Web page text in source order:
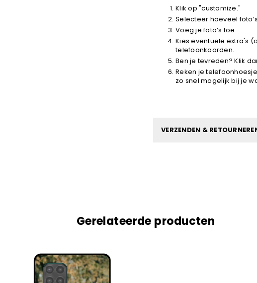
Klik op "customize."
Selecteer hoeveel
Voeg je foto’s toe.
Kies eventuele extra's
telefoonkoorden.
Ben je tevreden? Klik
Reken je
zo snel mogelijk bij je
VERZENDEN &
Gerelateerde producten